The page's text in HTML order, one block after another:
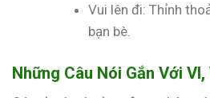
Vui lên đi: Thỉnh
bạn bè.
Những Câu Nói Gắn Với